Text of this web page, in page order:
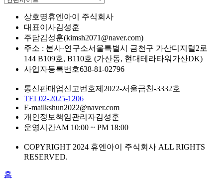
상호명휴엔아이 주식회사
대표이사김성훈
주담김성훈(kimsh2071@naver.com)
주소 : 본사·연구소서울특별시 금천구 가산디지털2로
144 B109호, B110호 (가산동, 현대테라타워가산DK)
사업자등록번호638-81-02796
통신판매업신고번호제2022-서울금천-3332호
TEL02-2025-1206
E-mailkshun2022@naver.com
개인정보책임관리자김성훈
운영시간AM 10:00 ~ PM 18:00
COPYRIGHT 2024 휴엔아이 주식회사 ALL RIGHTS
RESERVED.
홈